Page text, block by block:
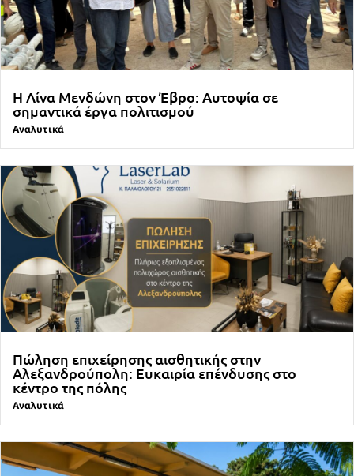
Η Λίνα Μενδώνη στον Έβρο: Αυτοψία σε
σημαντικά έργα πολιτισμού
Αναλυτικά
Πώληση επιχείρησης αισθητικής στην
Αλεξανδρούπολη: Ευκαιρία επένδυσης στο
κέντρο της πόλης
Αναλυτικά